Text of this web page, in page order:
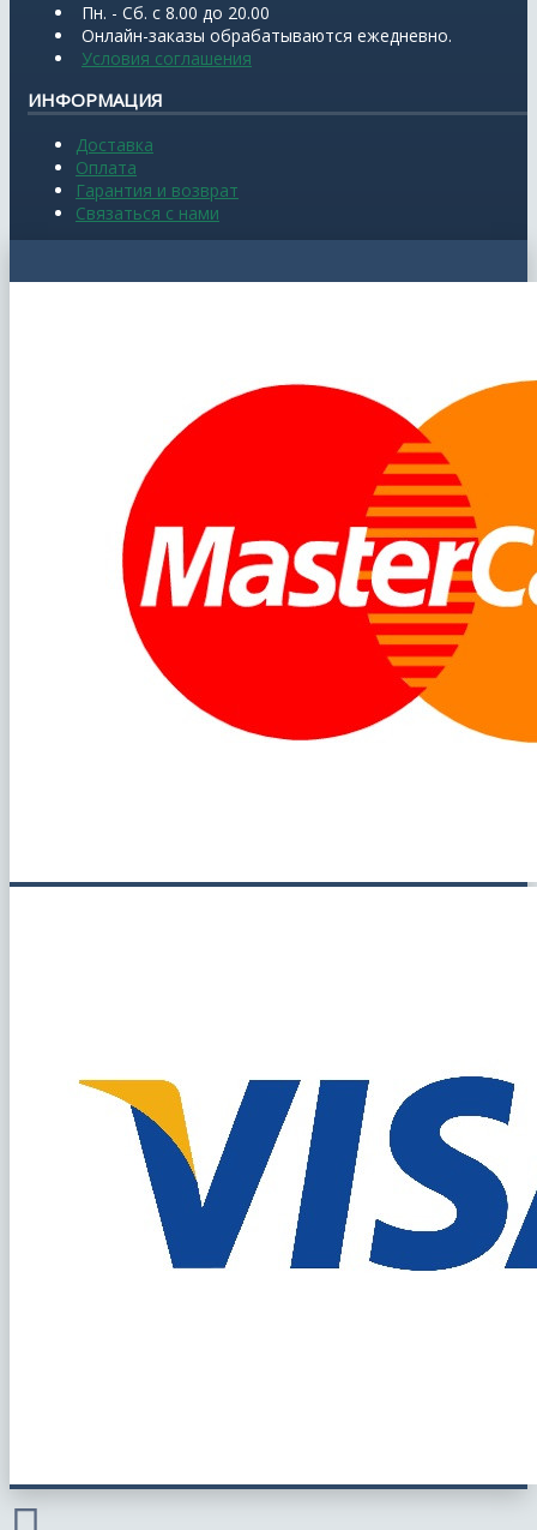
Пн. - Сб. с 8.00 до 20.00
Онлайн-заказы обрабатываются ежедневно.
Условия соглашения
ИНФОРМАЦИЯ
Доставка
Оплата
Гарантия и возврат
Связаться с нами